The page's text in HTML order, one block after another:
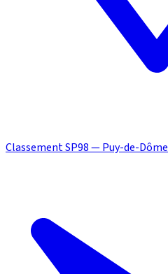
Classement SP98 — Puy-de-Dôme